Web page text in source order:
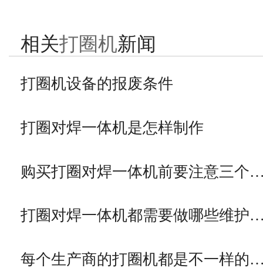
相关打圈机新闻
打圈机设备的报废条件
打圈对焊一体机是怎样制作
购买打圈对焊一体机前要注意三个
打圈对焊一体机都需要做哪些维护
每个生产商的打圈机都是不一样的